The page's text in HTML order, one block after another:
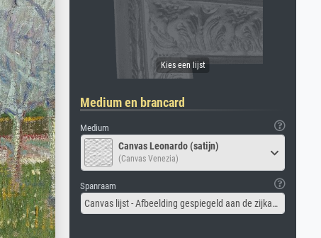
Medium en brancard
Medium
Canvas Leonardo (satijn)
(Canvas Venezia)
Spanraam
Canvas lijst - Afbeelding gespiegeld aan de zijkant